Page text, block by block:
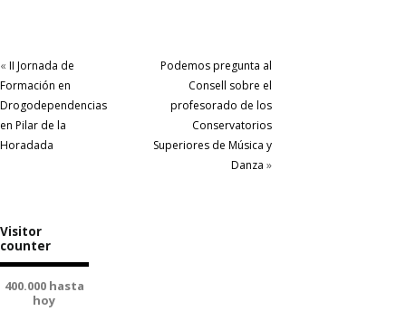
« II Jornada de
Formación en
Drogodependencias
en Pilar de la
Horadada
Podemos pregunta al
Consell sobre el
profesorado de los
Conservatorios
Superiores de Música y
Danza »
Visitor
counter
400.000 hasta
hoy